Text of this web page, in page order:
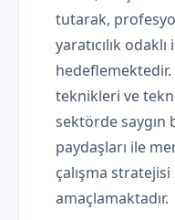
tutarak,
yaratıcılık
teknikleri ve
sektörde saygın
paydaşları ile
çalışma
amaçlamaktadır.